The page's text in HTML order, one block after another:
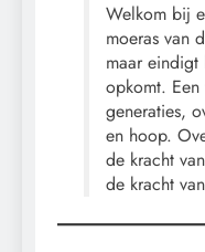
Welkom bij
moeras van
maar
opkomt.
generaties,
en hoop.
de kracht
de kracht